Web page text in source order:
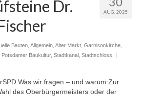
AUG. 2025
Dr.
Bauten Allgemein Alter Markt Garnisonkirche
Potsdamer Baukultur, Stadtkanal Stadtschloss
|
Was wir fragen – und warum:Zur
des Oberbürgermeisters oder der